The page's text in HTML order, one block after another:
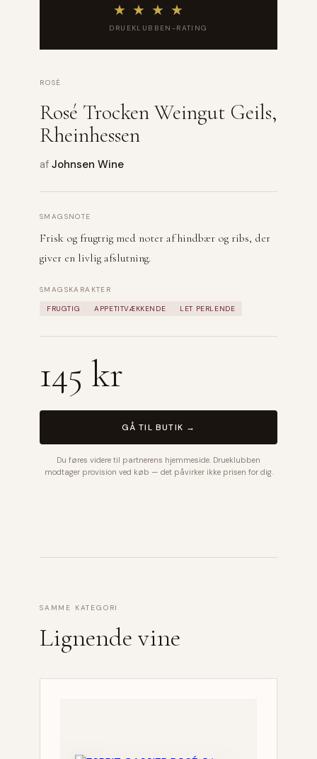
★ ★ ★ ★
DRUEKLUBBEN-RATING
ROSÉ
Rosé Trocken Weingut Geils,
Rheinhessen
af Johnsen Wine
SMAGSNOTE
Frisk og frugtrig med noter af hindbær og ribs, der
giver en livlig afslutning.
SMAGSKARAKTER
FRUGTIG APPETITVÆKKENDE LET PERLENDE
145 kr
GÅ TIL BUTIK →
Du føres videre til partnerens hjemmeside. Drueklubben
modtager provision ved køb — det påvirker ikke prisen for dig.
SAMME KATEGORI
Lignende vine